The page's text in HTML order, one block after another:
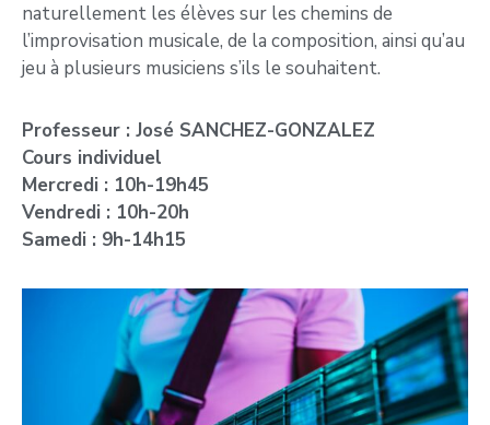
naturellement les élèves sur les chemins de
l’improvisation musicale, de la composition, ainsi qu’au
jeu à plusieurs musiciens s’ils le souhaitent.
Professeur : José SANCHEZ-GONZALEZ
Cours individuel
Mercredi : 10h-19h45
Vendredi : 10h-20h
Samedi : 9h-14h15